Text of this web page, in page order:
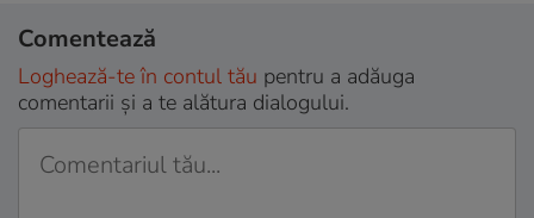
Comentează
Loghează-te în contul tău pentru a adăuga
comentarii și a te alătura dialogului.